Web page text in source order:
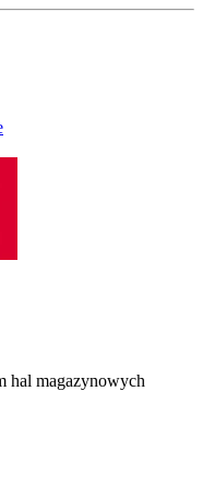
magazynowych